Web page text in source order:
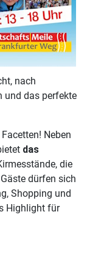
nach
und das perfekte
Neben
das
die
dürfen sich
Shopping und
Highlight für